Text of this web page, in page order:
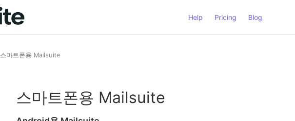
Help Pricing Blog
스마트폰용 Mailsuite
스마트폰용 Mailsuite